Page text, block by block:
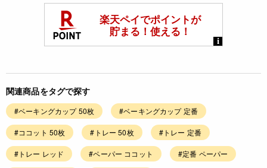
関連商品をタグで探す
#ベーキングカップ 50枚 #ベーキングカップ 定番
#ココット 50枚 #トレー 50枚 #トレー 定番
#トレー レッド #ペーパー ココット #定番 ペーパー